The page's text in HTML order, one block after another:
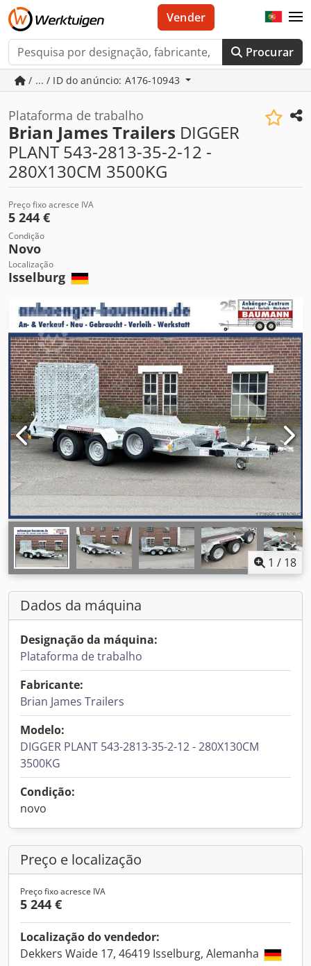
Procurar
Vender
/ ... / ID do anúncio: A176-10943
Plataforma de trabalho
Brian James Trailers DIGGER
PLANT 543-2813-35-2-12 -
280X130CM 3500KG
Preço fixo acresce IVA
5 244 €
Condição
Novo
Localização
Isselburg
1 / 18
Dados da máquina
Designação da máquina:
Plataforma de trabalho
Fabricante:
Brian James Trailers
Modelo:
DIGGER PLANT 543-2813-35-2-12 - 280X130CM
3500KG
Condição:
novo
Preço e localização
Preço fixo acresce IVA
5 244 €
Localização do vendedor:
Dekkers Waide 17, 46419 Isselburg, Alemanha